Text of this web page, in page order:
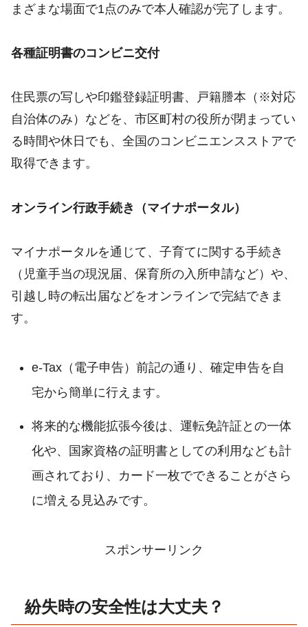
まざまな場面で1点のみで本人確認が完了します。
各種証明書のコンビニ交付
住民票の写しや印鑑登録証明書、戸籍謄本（※対応
自治体のみ）などを、市区町村の役所が閉まってい
る時間や休日でも、全国のコンビニエンスストアで
取得できます。
オンライン行政手続き（マイナポータル）
マイナポータルを通じて、子育てに関する手続き
（児童手当の現況届、保育所の入所申請など）や、
引越し時の転出届などをオンラインで完結できま
す。
e-Tax（電子申告）前記の通り、確定申告を自
宅から簡単に行えます。
将来的な機能拡張今後は、運転免許証との一体
化や、国家資格の証明書としての利用なども計
画されており、カード一枚でできることがさら
に増える見込みです。
スポンサーリンク
紛失時の安全性は大丈夫？